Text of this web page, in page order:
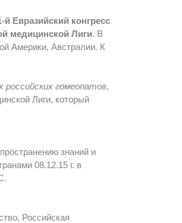
Евразийский конгресс
медицинской Лиги. В
Америки, Австралии. К
российских гомеопатов,
Лиги, который
знаний и
08.12.15 г. в
Российская